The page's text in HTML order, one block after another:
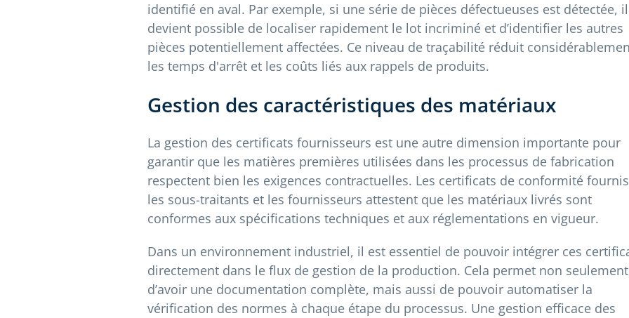
identifié en aval. Par exemple, si une série de pièces défectueuses est détectée, il
devient possible de localiser rapidement le lot incriminé et d’identifier les autres
pièces potentiellement affectées. Ce niveau de traçabilité réduit
les temps d'arrêt et les coûts liés aux rappels de produits.
Gestion des caractéristiques des matériaux
La gestion des certificats fournisseurs est une autre dimension importante pour
garantir que les matières premières utilisées dans les processus de fabrication
respectent bien les exigences contractuelles. Les certificats de conformité
les sous-traitants et les fournisseurs attestent que les matériaux livrés sont
conformes aux spécifications techniques et aux réglementations en vigueur.
Dans un environnement industriel, il est essentiel de pouvoir intégrer ces
directement dans le flux de gestion de la production. Cela permet non seulement
d’avoir une documentation complète, mais aussi de pouvoir automatiser la
vérification des normes à chaque étape du processus. Une gestion efficace des